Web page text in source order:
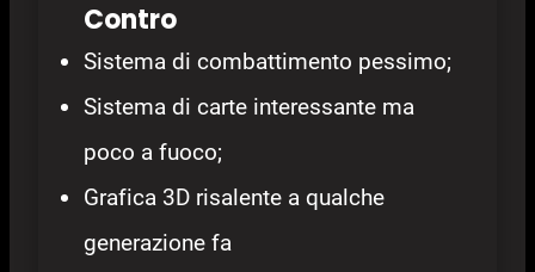
Contro
Sistema di combattimento pessimo;
Sistema di carte interessante ma
poco a fuoco;
Grafica 3D risalente a qualche
generazione fa